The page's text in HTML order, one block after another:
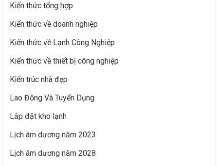
Kiến thức tổng hợp
Kiến thức về doanh nghiệp
Kiến thức về Lạnh Công Nghiệp
Kiến thức về thiết bị công nghiệp
Kiến trúc nhà đẹp
Lao Động Và Tuyển Dụng
Lắp đặt kho lạnh
Lịch âm dương năm 2023
Lịch âm dương năm 2028